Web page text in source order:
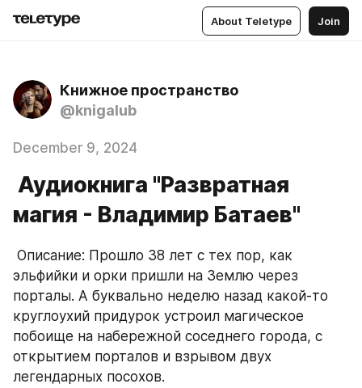
About Teletype Join
Книжное пространство
@knigalub
December 9, 2024
Аудиокнига "Развратная
магия - Владимир Батаев"
эльфийки и орки пришли на Землю через
порталы. А буквально неделю назад какой-то
круглоухий придурок устроил магическое
побоище на набережной соседнего города, с
открытием порталов и взрывом двух
легендарных посохов.